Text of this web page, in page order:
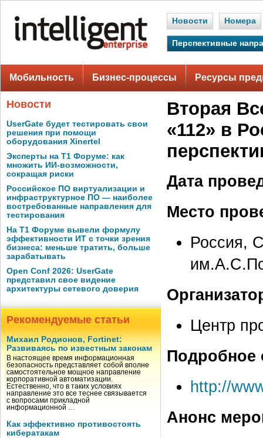
Новости Номера
Перспективные
Мобильность Бизнес-процессы Ресурсы
Новости
UserGate будет тестировать свои
решения при помощи
оборудования Xinertel
Эксперты на Т1 Форуме: как
множить ИИ-возможности,
сокращая риски
Российское ПО виртуализации и
инфраструктурное ПО — наиболее
востребованные направления для
тестирования
На Т1 Форуме вывели формулу
эффективности ИТ с точки зрения
бизнеса: меньше тратить, больше
зарабатывать
Open Conf 2026: UserGate
представил свое видение
архитектуры сетевого доверия
Рекомендуемые статьи
Михаил Родионов, Fortinet:
Развиваясь по известным законам
В настоящее время информационная
безопасность представляет собой вполне
самостоятельное мощное направление
корпоративной автоматизации.
Естественно, что в таких условиях
направление это все теснее связывается
с вопросами прикладной
информационной …
Как эффективно противостоять
кибератакам
Вторая
«112» в
Дата
Место
Россия,
Центр
Подробное
http://
Анонс